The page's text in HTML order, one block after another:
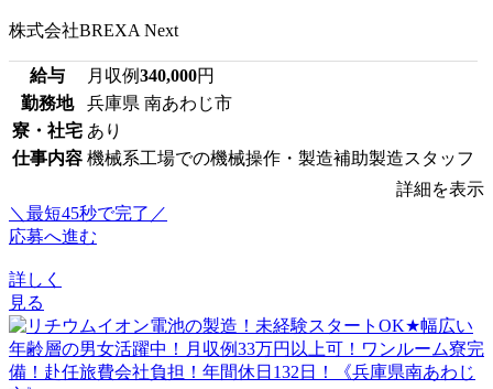
株式会社BREXA Next
給与 月収例340,000円
勤務地
兵庫県 南あわじ市
寮・社宅 あり
仕事内容 機械系工場での機械操作・製造補助製造スタッフ
詳細を表示
＼最短45秒で完了／
応募へ進む
詳しく
見る